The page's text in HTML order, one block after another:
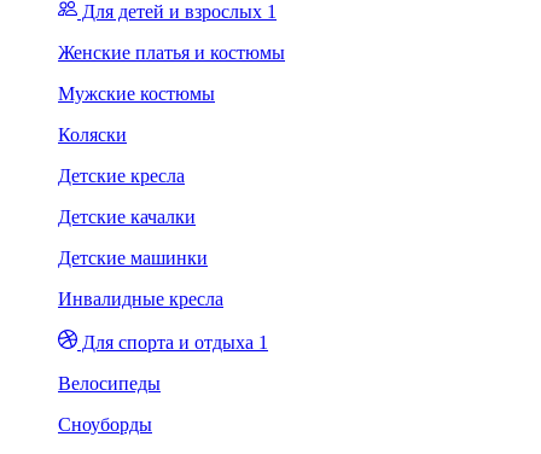
Для детей и взрослых 1
Женские платья и костюмы
Мужские костюмы
Коляски
Детские кресла
Детские качалки
Детские машинки
Инвалидные кресла
Для спорта и отдыха 1
Велосипеды
Сноуборды